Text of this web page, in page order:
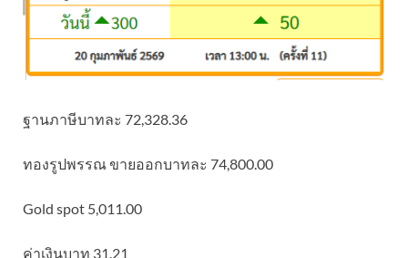
ฐานภาษีบาทละ 72,328.36
ทองรูปพรรณ ขายออกบาทละ 74,800.00
Gold spot 5,011.00
ค่าเงินบาท 31.21